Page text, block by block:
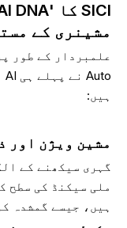
مشینری کے
علمبردار کے طور پر
ہیں:
مشین ویژن اور
ملی سیکنڈ کی سطح
ہیں، جیسے گمشدہ